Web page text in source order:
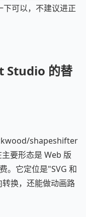
可以，不建议进正
Studio 的替
shapeshifter
要形态是 Web 版
。它定位是"SVG 和
换，还能做动画路